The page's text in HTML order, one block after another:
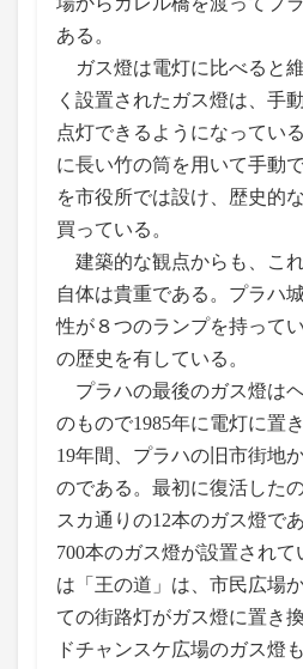
ある。
ガス燈は電灯に比べると
く設置されたガス燈は、手
点灯できるようになってい
に長い竹の筒を用いて手動
を市役所では設け、歴史的
買っている。
建築的な観点からも、こ
自体は貴重である。プラハ
性が８つのランプを持って
の歴史を有している。
プラハの最後のガス燈は
のもので1985年に電灯に置
19年間、プラハの旧市街地
のである。最初に復活した
スカ通りの12本のガス燈で
700本のガス燈が設置されて
は「王の道」は、市民広場
ての街路灯がガス燈に置き
ドチャンスケ広場のガス燈